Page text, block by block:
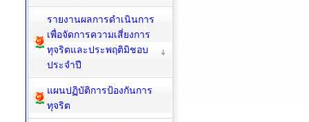
รายงานผลการดำเนินการ
เพื่อจัดการความเสี่ยงการ
ทุจริตและประพฤติมิชอบ
ประจำปี
แผนปฏิบัติการป้องกันการ
ทุจริต